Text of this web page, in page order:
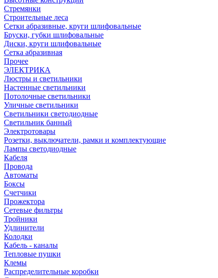
Стремянки
Строительные леса
Сетки абразивные, круги шлифовальные
Бруски, губки шлифовальные
Диски, круги шлифовальные
Сетка абразивная
Прочее
ЭЛЕКТРИКА
Люстры и светильники
Настенные светильники
Потолочные светильники
Уличные светильники
Светильники светодиодные
Светильник банный
Электротовары
Розетки, выключатели, рамки и комплектующие
Лампы светодиодные
Кабеля
Провода
Автоматы
Боксы
Счетчики
Прожектора
Сетевые фильтры
Тройники
Удлинители
Колодки
Кабель - каналы
Тепловые пушки
Клемы
Распределительные коробки